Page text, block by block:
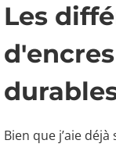
Les
Bien que j’aie